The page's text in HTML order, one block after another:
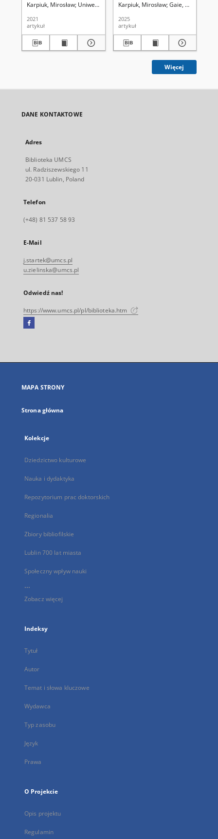
Karpiuk, Mirosław Uniwersytet Marii Curie-Skłodowskiej (Lublin).
2021
artykuł
Karpiuk, Mirosław Gaie, Christophe
2025
artykuł
Więcej
DANE KONTAKTOWE
Adres
Biblioteka UMCS
ul. Radziszewskiego 11
20-031 Lublin, Poland
Telefon
(+48) 81 537 58 93
E-Mail
j.startek@umcs.pl
u.zielinska@umcs.pl
Odwiedź nas!
https://www.umcs.pl/pl/biblioteka.htm
Facebook
się
karcie
MAPA STRONY
Strona główna
Kolekcje
Dziedzictwo kulturowe
Nauka i dydaktyka
Repozytorium prac doktorskich
Regionalia
Zbiory bibliofilskie
Lublin 700 lat miasta
Społeczny wpływ nauki
...
Zobacz więcej
Indeksy
Tytuł
Autor
Temat i słowa kluczowe
Wydawca
Typ zasobu
Język
Prawa
O Projekcie
Opis projektu
Regulamin